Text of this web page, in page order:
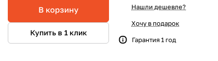
В корзину
Купить в 1 клик
Нашли дешевле?
Хочу в подарок
Гарантия 1 год